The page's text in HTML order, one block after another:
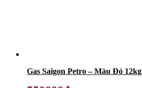
Gas Saigon Petro – Màu Đỏ 12kg